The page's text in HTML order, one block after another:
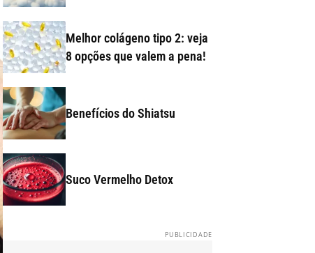
Melhor colágeno tipo 2: veja
8 opções que valem a pena!
Benefícios do Shiatsu
Suco Vermelho Detox